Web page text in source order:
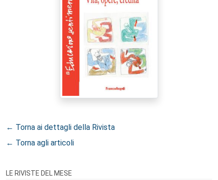
← Torna ai dettagli della Rivista
← Torna agli articoli
LE RIVISTE DEL MESE